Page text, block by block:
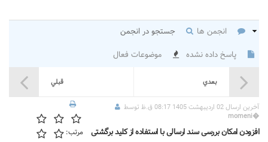
انجمن ها
جستجو در انجمن
پاسخ داده نشده
موضوعات فعال
قبلي بعدي
آخرين ارسال 02 اردیبهشت 1405 08:17 ق.ظ توسط
�
momeni
افزودن امکان بررسی سند ارسالی با استفاده از کلید برگشتی
مرتب: